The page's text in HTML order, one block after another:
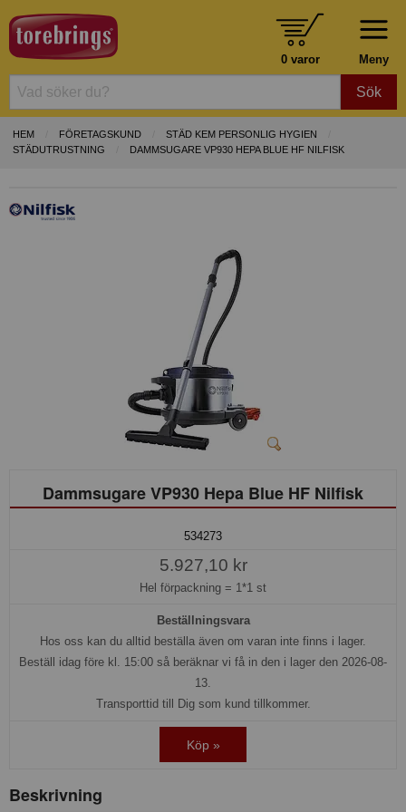
Meny
0 varor
Sök
HEM FÖRETAGSKUND
STÄD KEM PERSONLIG HYGIEN
STÄDUTRUSTNING
DAMMSUGARE VP930 HEPA BLUE HF NILFISK
Dammsugare VP930 Hepa Blue HF Nilfisk
534273
5.927,10 kr
Hel förpackning = 1*1 st
Beställningsvara
Hos oss kan du alltid beställa även om varan inte finns i lager.
Beställ idag före kl. 15:00 så beräknar vi få in den i lager den 2026-08-
13.
Transporttid till Dig som kund tillkommer.
Köp »
Beskrivning